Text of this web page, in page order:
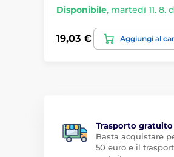
Disponibile, martedì 11. 8.
19,03 € Aggiungi al
Trasporto gratuito
Basta acquistare
50 euro e il